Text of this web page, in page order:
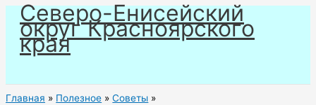
Перейти
содержимому
Северо-Енисейский
округ Красноярского
края
Главная Полезное
Советы